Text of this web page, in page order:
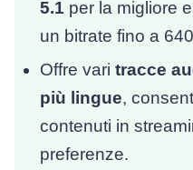
5.1 per la migliore
un bitrate fino a
Offre varitracce
più lingue,
contenuti in
preferenze.